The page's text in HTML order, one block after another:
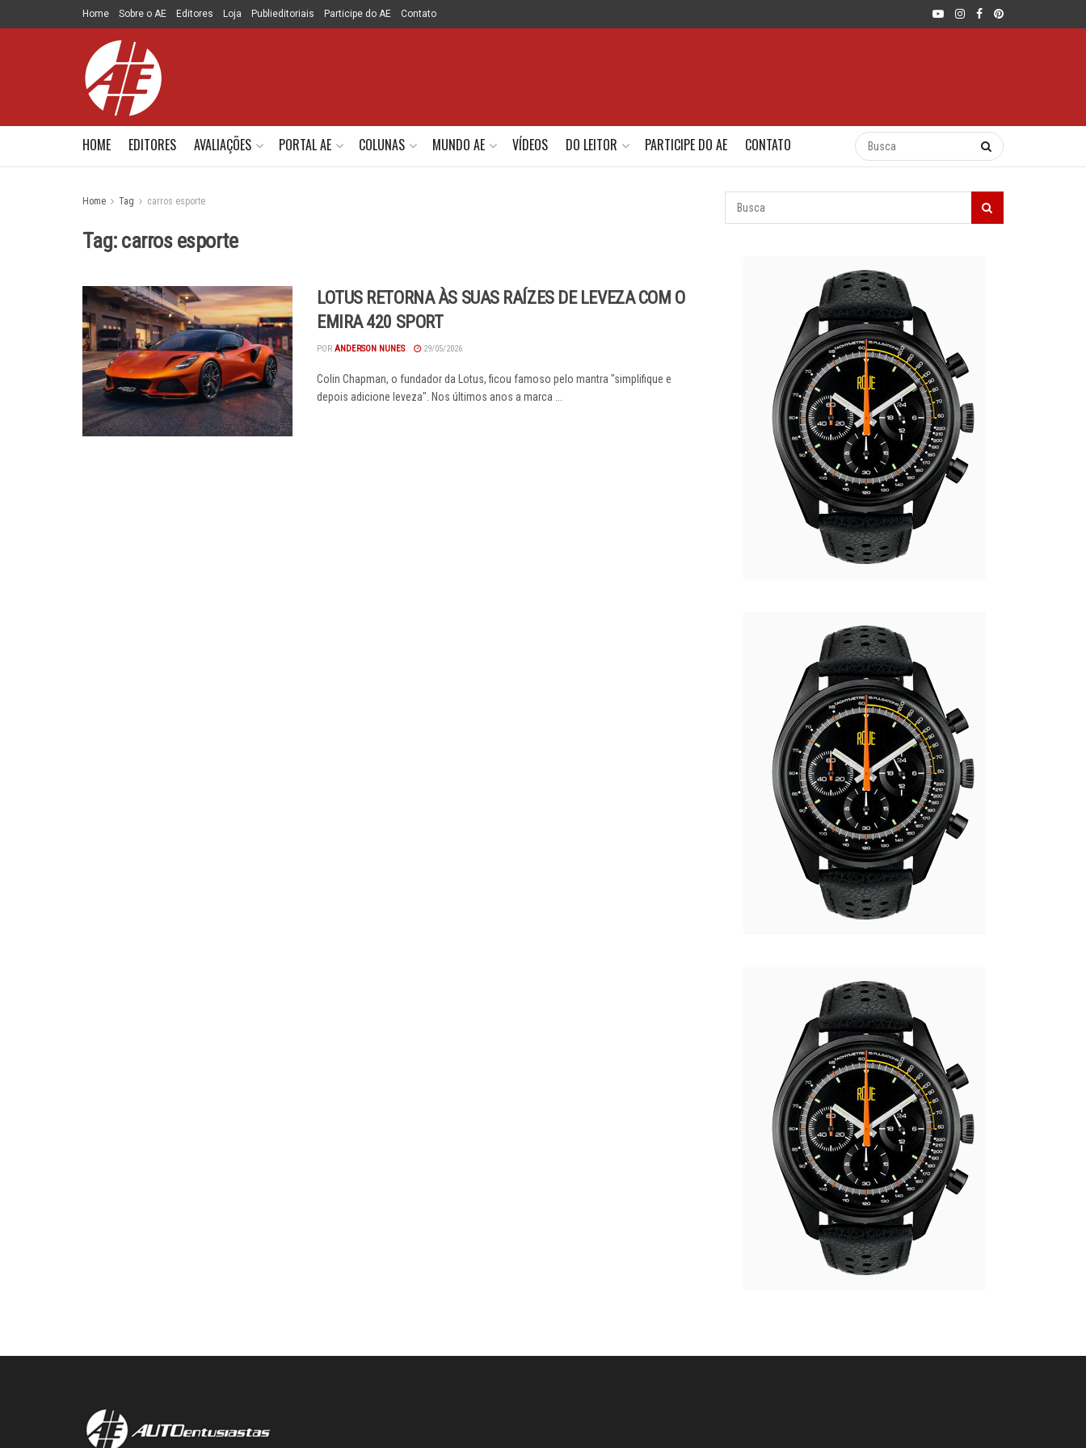
Home Sobre o AE Editores Loja Publieditoriais Participe do AE Contato
HOME EDITORES AVALIAÇÕES PORTAL AE COLUNAS MUNDO AE VÍDEOS DO LEITOR PARTICIPE DO AE CONTATO
Home Tag carros esporte
Tag: carros esporte
LOTUS RETORNA ÀS SUAS RAÍZES DE LEVEZA COM O
EMIRA 420 SPORT
POR ANDERSON NUNES 29/05/2026
Colin Chapman, o fundador da Lotus, ficou famoso pelo mantra "simplifique e
depois adicione leveza". Nos últimos anos a marca ...